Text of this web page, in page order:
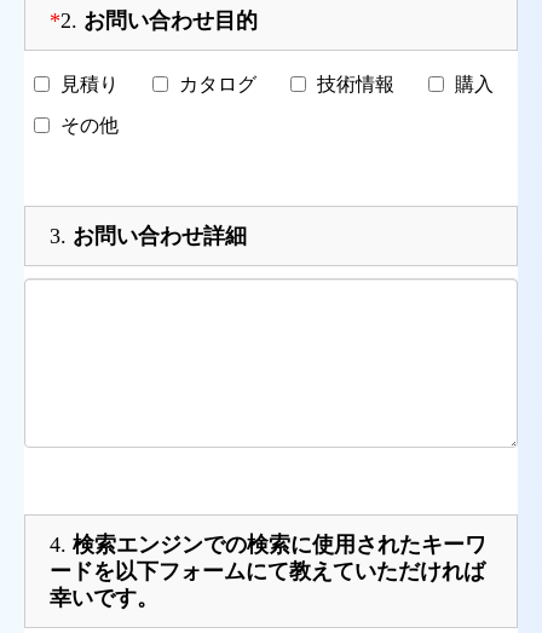
*2. お問い合わせ目的
見積り カタログ 技術情報
購入
その他
3. お問い合わせ詳細
4. 検索エンジンでの検索に使用されたキーワ
ードを以下フォームにて教えていただければ
幸いです。